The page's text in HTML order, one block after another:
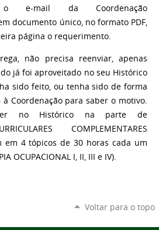
e-mail da Coordenação
documento único, no formato PDF,
página o requerimento.
não precisa reenviar, apenas
já foi aproveitado no seu Histórico
sido feito, ou tenha sido de forma
Coordenação para saber o motivo.
no Histórico na parte de
COMPLEMENTARES
em 4 tópicos de 30 horas cada um
OCUPACIONAL I, II, III e IV).
Voltar para o topo